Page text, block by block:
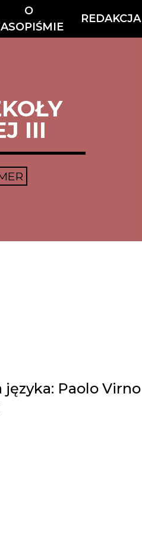
O
REDAKCJA
III
języka: Paolo Virno